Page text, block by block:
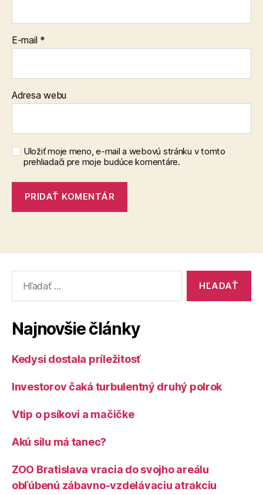
E-mail *
Adresa webu
Uložiť moje meno, e-mail a webovú stránku v tomto
prehliadači pre moje budúce komentáre.
Najnovšie články
Kedysi dostala príležitosť
Investorov čaká turbulentný druhý polrok
Vtip o psíkovi a mačičke
Akú silu má tanec?
ZOO Bratislava vracia do svojho areálu
obľúbenú zábavno-vzdelávaciu atrakciu